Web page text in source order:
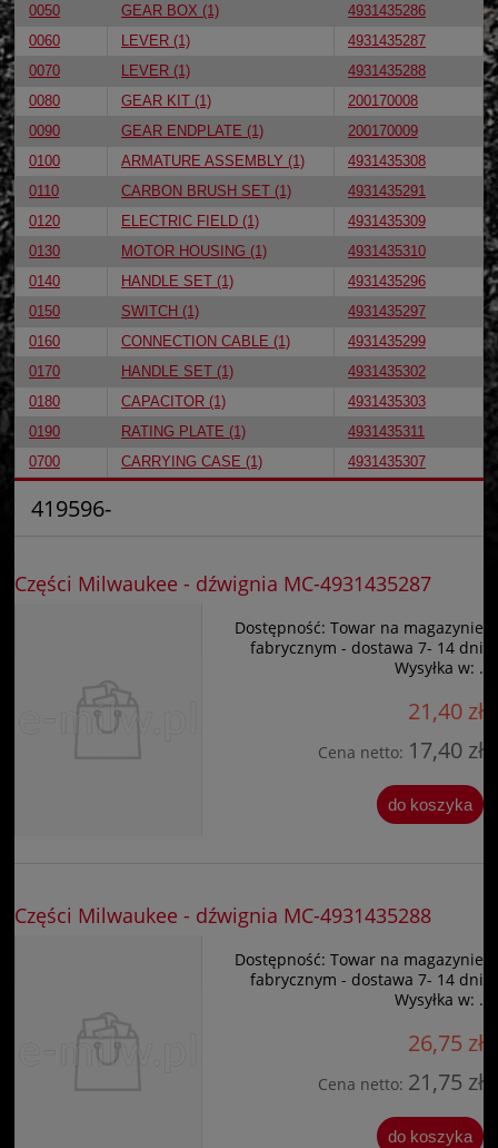
0050
GEAR BOX (1)
4931435286
0060
LEVER (1)
4931435287
0070
LEVER (1)
4931435288
0080
GEAR KIT (1)
200170008
0090
GEAR ENDPLATE (1)
200170009
0100
ARMATURE ASSEMBLY (1)
4931435308
0110
CARBON BRUSH SET (1)
4931435291
0120
ELECTRIC FIELD (1)
4931435309
0130
MOTOR HOUSING (1)
4931435310
0140
HANDLE SET (1)
4931435296
0150
SWITCH (1)
4931435297
0160
CONNECTION CABLE (1)
4931435299
0170
HANDLE SET (1)
4931435302
0180
CAPACITOR (1)
4931435303
0190
RATING PLATE (1)
4931435311
0700
CARRYING CASE (1) 4931435307
419596-
Części Milwaukee - dźwignia MC-4931435287
Dostępność: Towar na magazynie
fabrycznym - dostawa 7- 14 dni
Wysyłka w: .
21,40 zł
Cena netto: 17,40 zł
do koszyka
Części Milwaukee - dźwignia MC-4931435288
Dostępność: Towar na magazynie
fabrycznym - dostawa 7- 14 dni
Wysyłka w: .
26,75 zł
Cena netto: 21,75 zł
do koszyka